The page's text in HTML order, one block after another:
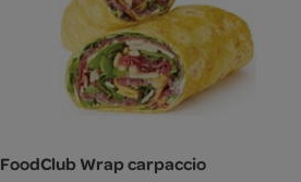
FoodClub Wrap carpaccio